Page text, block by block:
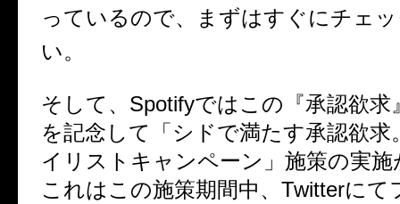
っているので、まずはすぐにチェ
い。
そして、Spotifyではこの『承認欲求
を記念して「シドで満たす承認欲求
イリストキャンペーン」施策の実
これはこの施策期間中、Twitterにて